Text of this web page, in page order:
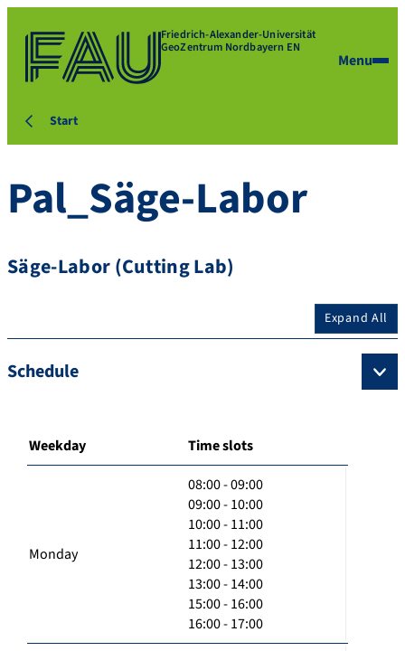
Friedrich-Alexander-Universität
GeoZentrum Nordbayern EN
Menu
Start
Pal_Säge-Labor
Säge-Labor (Cutting Lab)
Expand All
Schedule
Weekday Time slots
Monday
08:00 - 09:00
09:00 - 10:00
10:00 - 11:00
11:00 - 12:00
12:00 - 13:00
13:00 - 14:00
15:00 - 16:00
16:00 - 17:00